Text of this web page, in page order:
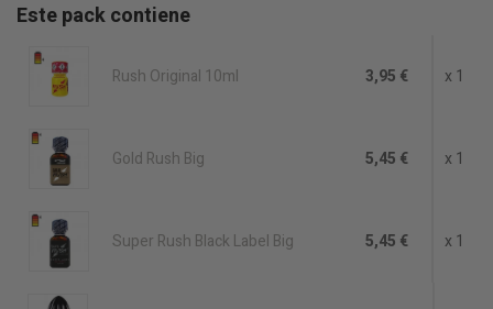
Este pack contiene
Rush Original 10ml 3,95 € x 1
Gold Rush Big 5,45 € x 1
Super Rush Black Label Big 5,45 € x 1